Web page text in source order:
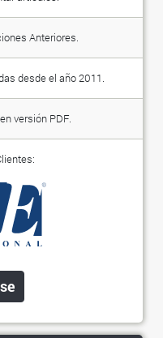
Anteriores.
desde el año 2011.
versión PDF.